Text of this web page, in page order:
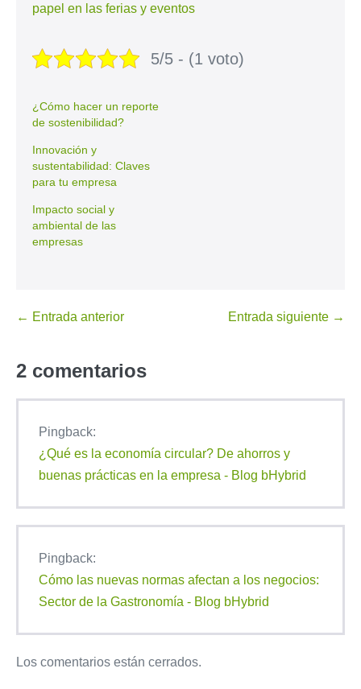
papel en las ferias y eventos
5/5 - (1 voto)
¿Cómo hacer un reporte
de sostenibilidad?
Innovación y
sustentabilidad: Claves
para tu empresa
Impacto social y
ambiental de las
empresas
← Entrada anterior Entrada siguiente →
2 comentarios
Pingback:
¿Qué es la economía circular? De ahorros y
buenas prácticas en la empresa - Blog bHybrid
Pingback:
Cómo las nuevas normas afectan a los negocios:
Sector de la Gastronomía - Blog bHybrid
Los comentarios están cerrados.